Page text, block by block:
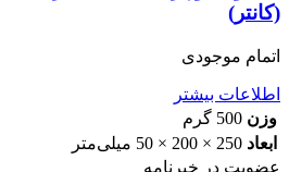
(کانتر)
اتمام موجودی
اطلاعات بیشتر
وزن 500 گرم
ابعاد 250 × 200 × 50 میلی‌متر
عضویت در خبرنامه